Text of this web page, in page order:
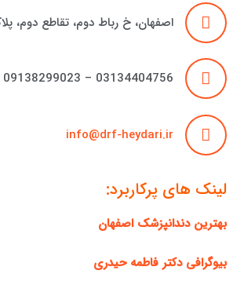
اصفهان، خ رباط دوم، تقاطع دوم، پلاک
03134404756 – 09138299023
info@drf-heydari.ir
لینک های پرکاربرد:
بهترین دندانپزشک اصفهان
بیوگرافی دکتر فاطمه حیدری